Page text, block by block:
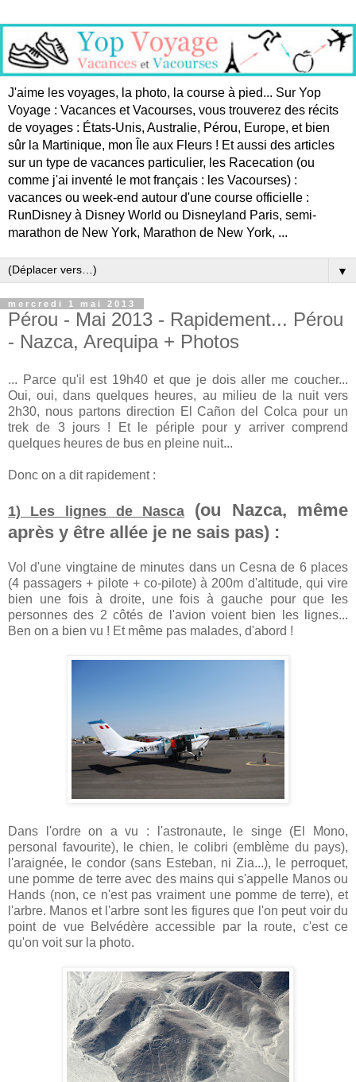
J'aime les voyages, la photo, la course à pied... Sur Yop
Voyage : Vacances et Vacourses, vous trouverez des récits
de voyages : États-Unis, Australie, Pérou, Europe, et bien
sûr la Martinique, mon Île aux Fleurs ! Et aussi des articles
sur un type de vacances particulier, les Racecation (ou
comme j'ai inventé le mot français : les Vacourses) :
vacances ou week-end autour d'une course officielle :
RunDisney à Disney World ou Disneyland Paris, semi-
marathon de New York, Marathon de New York, ...
▼
mercredi 1 mai 2013
Pérou - Mai 2013 - Rapidement... Pérou
- Nazca, Arequipa + Photos
... Parce qu'il est 19h40 et que je dois aller me coucher...
Oui, oui, dans quelques heures, au milieu de la nuit vers
2h30, nous partons direction El Cañon del Colca pour un
trek de 3 jours ! Et le périple pour y arriver comprend
quelques heures de bus en pleine nuit...
Donc on a dit rapidement :
1) Les lignes de Nasca
(ou Nazca, même
après y être allée je ne sais pas) :
Vol d'une vingtaine de minutes dans un Cesna de 6 places
(4 passagers + pilote + co-pilote) à 200m d'altitude, qui vire
bien une fois à droite, une fois à gauche pour que les
personnes des 2 côtés de l'avion voient bien les lignes...
Ben on a bien vu ! Et même pas malades, d'abord !
Dans l'ordre on a vu : l'astronaute, le singe (El Mono,
personal favourite), le chien, le colibri (emblème du pays),
l'araignée, le condor (sans Esteban, ni Zia...), le perroquet,
une pomme de terre avec des mains qui s'appelle Manos ou
Hands (non, ce n'est pas vraiment une pomme de terre), et
l'arbre. Manos et l'arbre sont les figures que l'on peut voir du
point de vue Belvédère accessible par la route, c'est ce
qu'on voit sur la photo.